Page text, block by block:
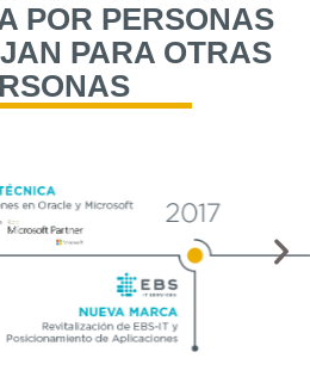
POR PERSONAS
PARA OTRAS